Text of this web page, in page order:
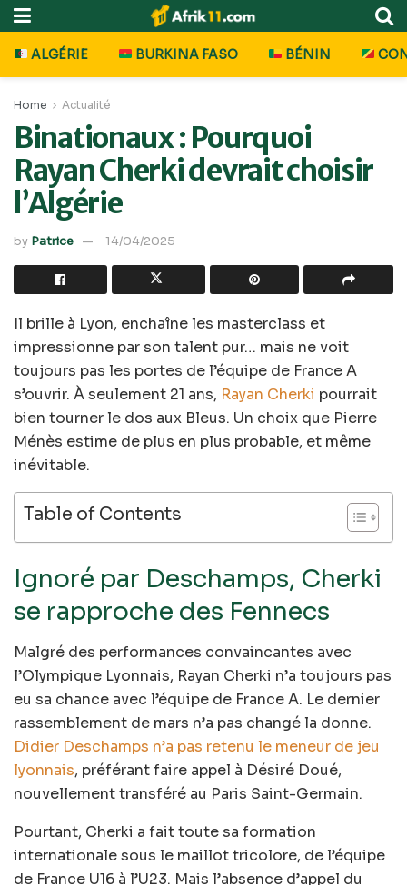
ALGÉRIE BURKINA FASO BÉNIN
Home Actualité
Binationaux : Pourquoi
Rayan Cherki devrait choisir
l’Algérie
by Patrice 14/04/2025
Il brille à Lyon, enchaîne les masterclass et
impressionne par son talent pur… mais ne voit
toujours pas les portes de l’équipe de France A
s’ouvrir. À seulement 21 ans, Rayan Cherki pourrait
bien tourner le dos aux Bleus. Un choix que Pierre
Ménès estime de plus en plus probable, et même
inévitable.
Table of Contents
Ignoré par Deschamps, Cherki
se rapproche des Fennecs
Malgré des performances convaincantes avec
l’Olympique Lyonnais, Rayan Cherki n’a toujours pas
eu sa chance avec l’équipe de France A. Le dernier
rassemblement de mars n’a pas changé la donne.
Didier Deschamps n’a pas retenu le meneur de jeu
lyonnais, préférant faire appel à Désiré Doué,
nouvellement transféré au Paris Saint-Germain.
Pourtant, Cherki a fait toute sa formation
internationale sous le maillot tricolore, de l’équipe
de France U16 à l’U23. Mais l’absence d’appel du